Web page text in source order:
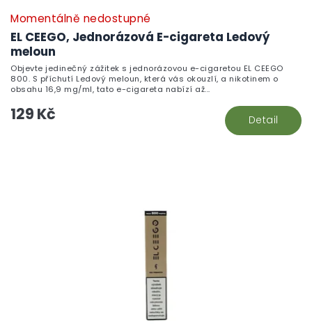
EL CEEGO, Jednorázová E-cigareta Ledový
meloun
Momentálně nedostupné
129 Kč Detail
Objevte jedinečný zážitek s jednorázovou e-cigaretou EL CEEGO
800. S příchutí Ledový meloun, která vás okouzlí, a nikotinem o
obsahu 16,9 mg/ml, tato e-cigareta nabízí až...